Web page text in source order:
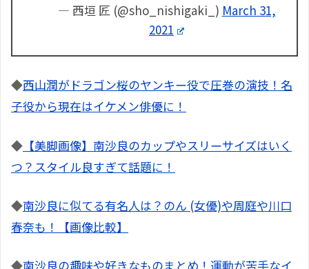
— 西垣 匠 (@sho_nishigaki_) March 31,
2021
◆西山潤がドラゴン桜のヤンキー役で圧巻の演技！名
子役から現在はイケメン俳優に！
◆ 【美脚画像】南沙良のカップやスリーサイズはいく
つ？スタイル良すぎて話題に！
◆南沙良に似てる有名人は？のん (女優)や周庭や川口
春奈も！【画像比較】
◆南沙良の趣味や好きなものまとめ！運動が苦手なイ